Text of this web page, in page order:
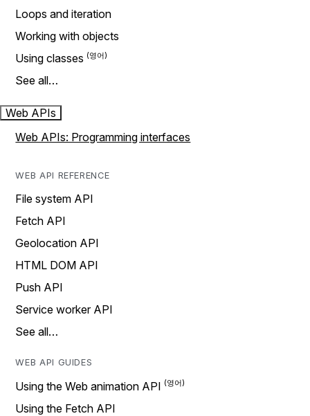
Loops and iteration
Working with objects
Using classes
See all…
Web APIs
Web APIs: Programming interfaces
WEB API REFERENCE
File system API
Fetch API
Geolocation API
HTML DOM API
Push API
Service worker API
See all…
WEB API GUIDES
Using the Web animation API
Using the Fetch API